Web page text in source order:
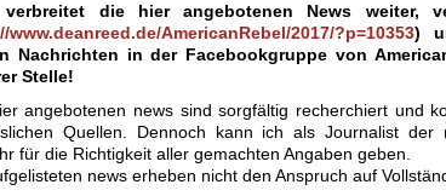
verbreitet die hier angebotenen News weiter,
www.deanreed.de/AmericanRebel/2017/?p=10353)
Nachrichten in der Facebookgruppe von
Stelle!
angebotenen news sind sorgfältig recherchiert und
Quellen. Dennoch kann ich als Journalist
für die Richtigkeit aller gemachten Angaben geben.
news erheben nicht den Anspruch auf